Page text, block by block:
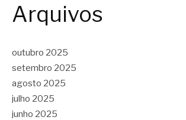
Arquivos
outubro 2025
setembro 2025
agosto 2025
julho 2025
junho 2025